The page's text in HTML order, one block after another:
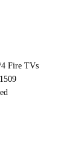
Fire TVs